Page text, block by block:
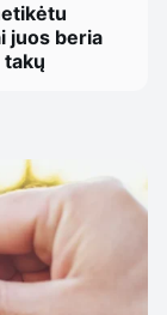
juos beria